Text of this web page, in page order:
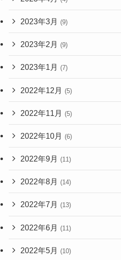
2023年3月 (9)
2023年2月 (9)
2023年1月 (7)
2022年12月 (5)
2022年11月 (5)
2022年10月 (6)
2022年9月 (11)
2022年8月 (14)
2022年7月 (13)
2022年6月 (11)
2022年5月 (10)